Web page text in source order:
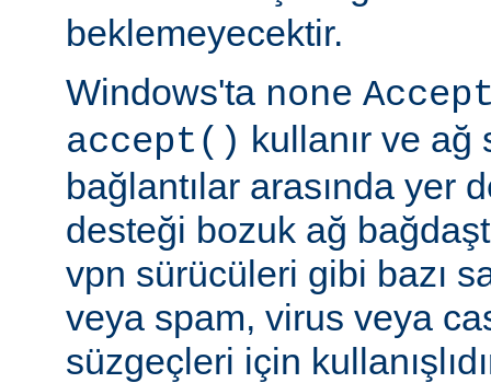
beklemeyecektir.
Windows'ta none
accept() kullanır ve ağ
bağlantılar arasında yer
desteği bozuk ağ
vpn sürücüleri gibi bazı
veya spam, virus veya
süzgeçleri için